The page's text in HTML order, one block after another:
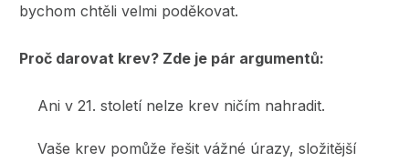
bychom chtěli velmi poděkovat.
Proč darovat krev? Zde je pár argumentů:
Ani v 21. století nelze krev ničím nahradit.
Vaše krev pomůže řešit vážné úrazy, složitější